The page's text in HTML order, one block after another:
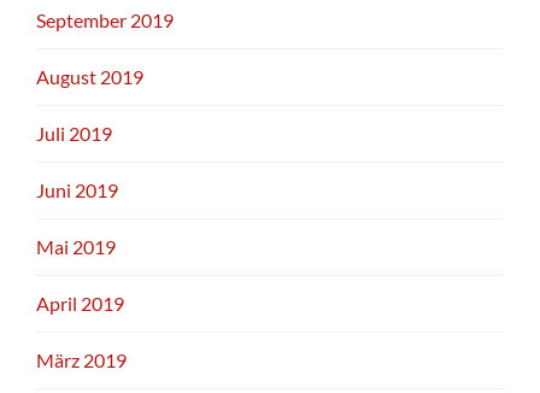
September 2019
August 2019
Juli 2019
Juni 2019
Mai 2019
April 2019
März 2019